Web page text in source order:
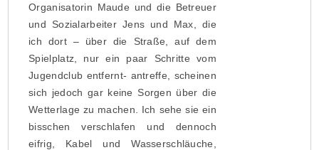
Organisatorin Maude und die Betreuer
und Sozialarbeiter Jens und Max, die
ich dort – über die Straße, auf dem
Spielplatz, nur ein paar Schritte vom
Jugendclub entfernt- antreffe, scheinen
sich jedoch gar keine Sorgen über die
Wetterlage zu machen. Ich sehe sie ein
bisschen verschlafen und dennoch
eifrig, Kabel und Wasserschläuche,